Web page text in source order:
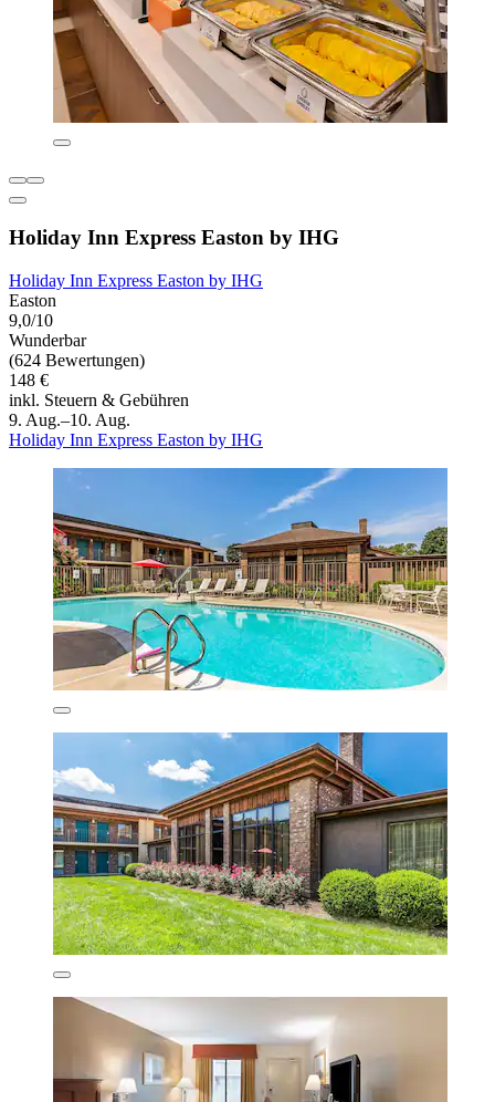
Holiday Inn Express Easton by IHG
Holiday Inn Express Easton by IHG
Easton
9,0/10
Wunderbar
(624 Bewertungen)
148 €
inkl. Steuern & Gebühren
9. Aug.–10. Aug.
Holiday Inn Express Easton by IHG